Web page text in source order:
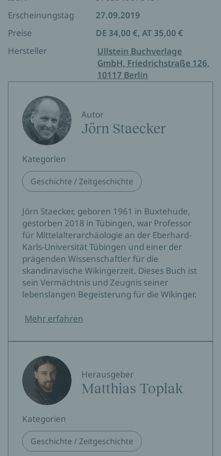
Erscheinungstag
27.09.2019
Preise
DE 34,00 €, AT 35,00 €
Hersteller
Ullstein Buchverlage
GmbH, Friedrichstraße 126,
10117 Berlin
Autor
Jörn Staecker
Kategorien
Geschichte / Zeitgeschichte
Jörn Staecker, geboren 1961 in Buxtehude,
gestorben 2018 in Tübingen, war Professor
für Mittelalterarchäologie an der Eberhard-
Karls-Universität Tübingen und einer der
prägenden Wissenschaftler für die
skandinavische Wikingerzeit. Dieses Buch ist
sein Vermächtnis und Zeugnis seiner
lebenslangen Begeisterung für die Wikinger.
Mehr erfahren
Herausgeber
Matthias Toplak
Kategorien
Geschichte / Zeitgeschichte